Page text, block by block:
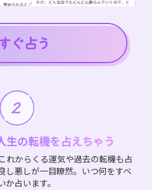
生の転機を占えちゃう
れからくる運気や過去の転機も占
し悪しが一目瞭然。いつ何をすべ
占います。